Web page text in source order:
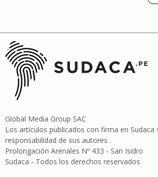
Global Media Group SAC
Los artículos publicados con firma en Sudaca
responsabilidad de sus autores .
Prolongación Arenales Nº 433 - San Isidro
Sudaca - Todos los derechos reservados